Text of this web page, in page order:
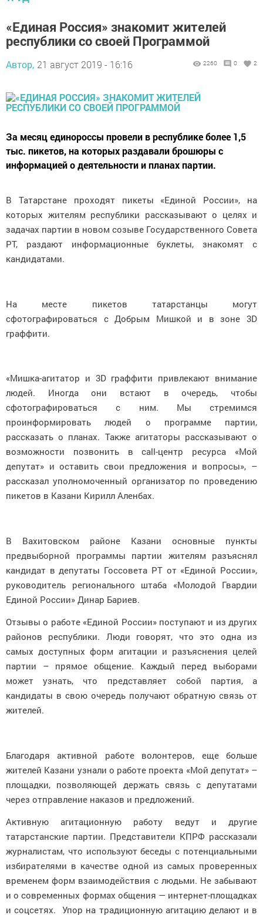
«Единая Россия» знакомит жителей
республики со своей Программой
Автор, 21 август 2019 - 16:16 2260 0 2
За месяц единороссы провели в республике более 1,5
тыс. пикетов, на которых раздавали брошюры с
информацией о деятельности и планах партии.
В Татарстане проходят пикеты «Единой России», на
которых жителям республики рассказывают о целях и
задачах партии в новом созыве Государственного Совета
РТ, раздают информационные буклеты, знакомят с
кандидатами.
На месте пикетов татарстанцы могут
сфотографироваться с Добрым Мишкой и в зоне 3D
граффити.
«Мишка-агитатор и 3D граффити привлекают внимание
людей. Иногда они встают в очередь, чтобы
сфотографироваться с ним. Мы стремимся
проинформировать людей о программе партии,
рассказать о планах. Также агитаторы рассказывают о
возможности позвонить в call-центр ресурса «Мой
депутат» и оставить свои предложения и вопросы», –
рассказал уполномоченный организатор по проведению
пикетов в Казани Кирилл Аленбах.
В Вахитовском районе Казани основные пункты
предвыборной программы партии жителям разъяснял
кандидат в депутаты Госсовета РТ от «Единой России»,
руководитель регионального штаба «Молодой Гвардии
Единой России» Динар Бариев.
Отзывы о работе «Единой России» поступают и из других
районов республики. Люди говорят, что это одна из
самых доступных форм агитации и разъяснения целей
партии – прямое общение. Каждый перед выборами
может узнать, что представляет собой партия, а
кандидаты в свою очередь получают обратную связь от
жителей.
Благодаря активной работе волонтеров, еще больше
жителей Казани узнали о работе проекта «Мой депутат» –
площадки, позволяющей держать связь с депутатами
через отправление наказов и предложений.
Активную агитационную работу ведут и другие
татарстанские партии. Представители КПРФ рассказали
журналистам, что используют беседы с потенциальными
избирателями в качестве одной из самых проверенных
временем форм взаимодействия с людьми. Не забывают
и о современных формах общения — интернет-площадках
и соцсетях. Упор на традиционную агитацию делают и в